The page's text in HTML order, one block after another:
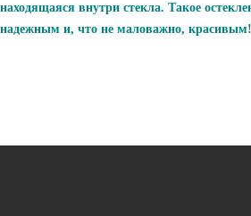
находящаяся внутри стекла. Такое
надежным и, что не маловажно, красивым!